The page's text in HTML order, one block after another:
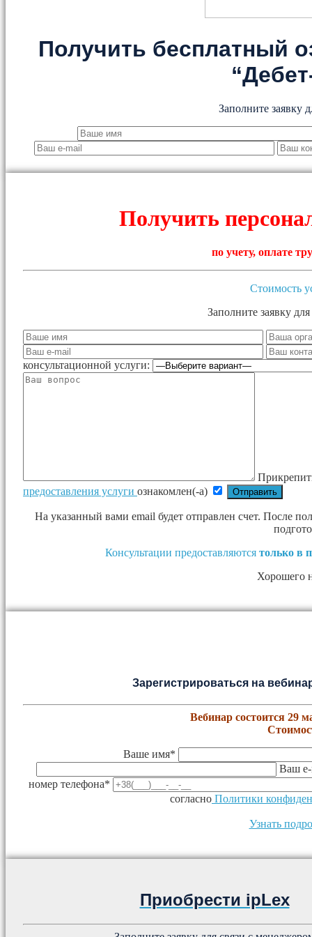
Получить бесплатный
Заполните заявку
Получить
по учету, оплате
Стоимость
Заполните заявку
консультационной услуги:
предоставления услуги ознакомлен(-а)
На указанный вами email будет отправлен счет. После
Консультации предоставляются только в
Хорошего
Зарегистрироваться на
Вебинар состоится 29
Ваше имя*
Ваш
номер телефона*
согласно Политики
Узнать
Приобрести ipLex